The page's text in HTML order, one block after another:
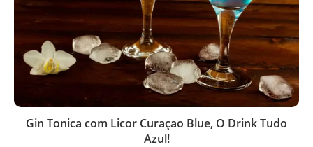
Gin Tonica com Licor Curaçao Blue, O Drink Tudo
Azul!